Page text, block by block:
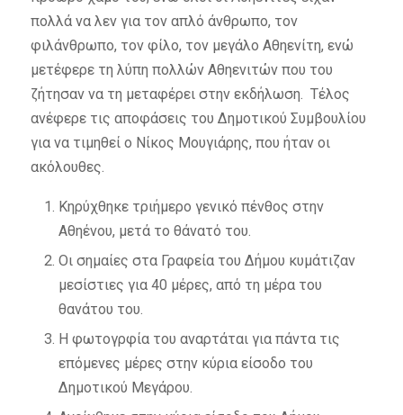
πολλά να λεν για τον απλό άνθρωπο, τον
φιλάνθρωπο, τον φίλο, τον μεγάλο Αθηενίτη, ενώ
μετέφερε τη λύπη πολλών Αθηενιτών που του
ζήτησαν να τη μεταφέρει στην εκδήλωση. Τέλος
ανέφερε τις αποφάσεις του Δημοτικού Συμβουλίου
για να τιμηθεί ο Νίκος Μουγιάρης, που ήταν οι
ακόλουθες.
Κηρύχθηκε τριήμερο γενικό πένθος στην
Αθηένου, μετά το θάνατό του.
Οι σημαίες στα Γραφεία του Δήμου κυμάτιζαν
μεσίστιες για 40 μέρες, από τη μέρα του
θανάτου του.
Η φωτογρφία του αναρτάται για πάντα τις
επόμενες μέρες στην κύρια είσοδο του
Δημοτικού Μεγάρου.